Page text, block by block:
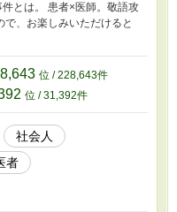
とは。 患者×医師。敬語攻
で、お楽しみいただけると
位 / 228,643件
位 / 31,392件
社会人
者